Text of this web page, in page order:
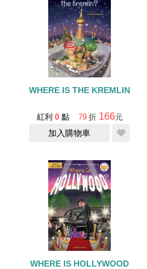
WHERE IS THE KREMLIN
紅利 0 點 79 折 166元
加入購物車
WHERE IS HOLLYWOOD